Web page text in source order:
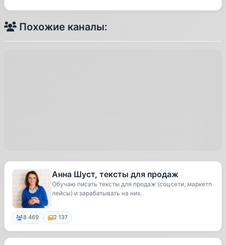
Похожие каналы:
Анна Шуст, тексты для продаж
Обучаю писать тексты для продаж (соцсети, маркетп
лейсы) и зарабатывать на них.
8 469 2 137